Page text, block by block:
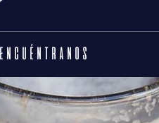
ENCUÉNTRANOS